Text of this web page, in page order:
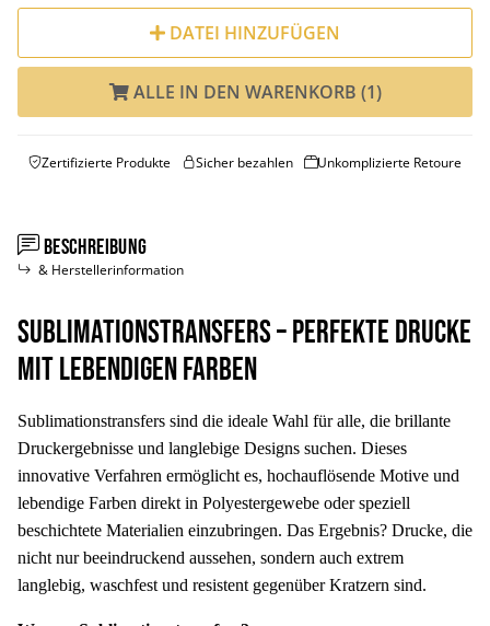
DATEI HINZUFÜGEN
ALLE IN DEN WARENKORB (1)
Zertifizierte Produkte Sicher bezahlen Unkomplizierte Retoure
Beschreibung
& Herstellerinformation
Sublimationstransfers – Perfekte Drucke
mit lebendigen Farben
Sublimationstransfers sind die ideale Wahl für alle, die brillante
Druckergebnisse und langlebige Designs suchen. Dieses
innovative Verfahren ermöglicht es, hochauflösende Motive und
lebendige Farben direkt in Polyestergewebe oder speziell
beschichtete Materialien einzubringen. Das Ergebnis? Drucke, die
nicht nur beeindruckend aussehen, sondern auch extrem
langlebig, waschfest und resistent gegenüber Kratzern sind.